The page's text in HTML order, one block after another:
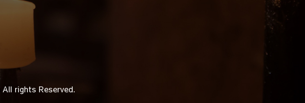
All rights Reserved.